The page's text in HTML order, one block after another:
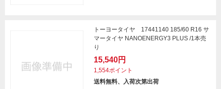
トーヨータイヤ 17441140 185/60 R16 サ
マータイヤ NANOENERGY3 PLUS /1本売
り
15,540円
1,554ポイント
送料無料、入荷次第出荷